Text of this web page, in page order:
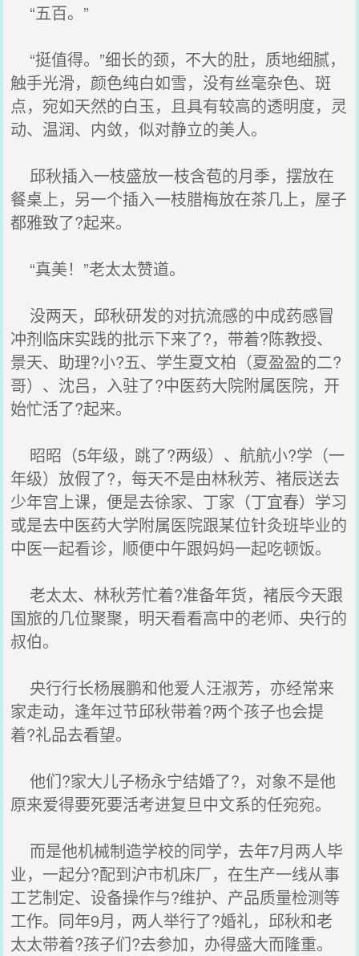
“五百。”
“挺值得。”细长的颈，不大的肚，质地细腻，
触手光滑，颜色纯白如雪，没有丝毫杂色、斑
点，宛如天然的白玉，且具有较高的透明度，灵
动、温润、内敛，似对静立的美人。
邱秋插入一枝盛放一枝含苞的月季，摆放在
餐桌上，另一个插入一枝腊梅放在茶几上，屋子
都雅致了?起来。
“真美！”老太太赞道。
没两天，邱秋研发的对抗流感的中成药感冒
冲剂临床实践的批示下来了?，带着?陈教授、
景天、助理?小?五、学生夏文柏（夏盈盈的二?
哥）、沈吕，入驻了?中医药大院附属医院，开
始忙活了?起来。
昭昭（5年级，跳了?两级）、航航小?学（一
年级）放假了?，每天不是由林秋芳、褚辰送去
少年宫上课，便是去徐家、丁家（丁宜春）学习
或是去中医药大学附属医院跟某位针灸班毕业的
中医一起看诊，顺便中午跟妈妈一起吃顿饭。
老太太、林秋芳忙着?准备年货，褚辰今天跟
国旅的几位聚聚，明天看看高中的老师、央行的
叔伯。
央行行长杨展鹏和他爱人汪淑芳，亦经常来
家走动，逢年过节邱秋带着?两个孩子也会提
着?礼品去看望。
他们?家大儿子杨永宁结婚了?，对象不是他
原来爱得要死要活考进复旦中文系的任宛宛。
而是他机械制造学校的同学，去年7月两人毕
业，一起分?配到沪市机床厂，在生产一线从事
工艺制定、设备操作与?维护、产品质量检测等
工作。同年9月，两人举行了?婚礼，邱秋和老
太太带着?孩子们?去参加，办得盛大而隆重。